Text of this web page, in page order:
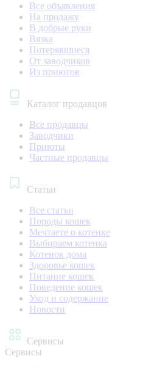
Все объявления
На продажу
В добрые руки
Вязка
Потерявшиеся
От заводчиков
Из приютов
Каталог продавцов
Все продавцы
Заводчики
Приюты
Частные продавцы
Статьи
Все статьи
Породы кошек
Мечтаете о котенке
Выбираем котенка
Котенок дома
Здоровье кошек
Питание кошек
Поведение кошек
Уход и содержание
Новости
Сервисы
Сервисы